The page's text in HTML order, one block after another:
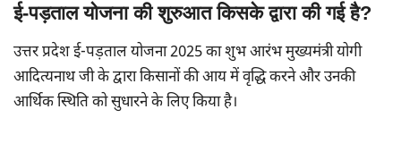
ई-पड़ताल योजना की शुरुआत किसके द्वारा की गई है?
उत्तर प्रदेश ई-पड़ताल योजना 2025 का शुभ आरंभ मुख्यमंत्री योगी
आदित्यनाथ जी के द्वारा किसानों की आय में वृद्धि करने और उनकी
आर्थिक स्थिति को सुधारने के लिए किया है।